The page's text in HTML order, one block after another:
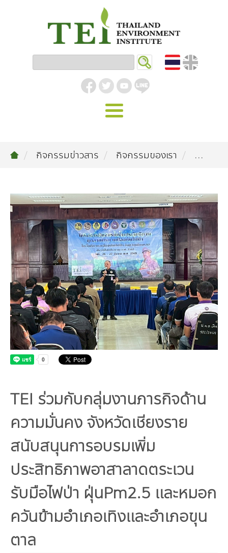
รู้จัก ม.ส.ท.
โครงสร้างองค์กร
คณะกรรมการมูลนิธิ
คณะกรรมการบริหารสถาบัน
คณะผู้บริหาร
เจ้าหน้าที่
วิถีเรา
สโลแกน
สำนักงานสีเขียว
รางวัลและเกียรติประวัติ
กองทุน
กองทุน ดร.ธีระ พันธุมวนิช
กองทุนสุขภาพกับสภาวะโลกร้อน
สิ่งแวดล้อมอุตสาหกรรม
อุตสาหกรรมยั่งยืน
มลพิษอุตสาหกรรม
สิ่งแวดล้อมเมืองและชุมชน
ชุมชนและเมืองน่าอยู่
ขยะชุมชน-ขยะอาหาร
ขยะพลาสติก
ฝุ่น PM2.5
การผลิตและการบริโภคยั่งยืน
ฉลากเขียว
ฉลากสิ่งแวดล้อม
บริการที่เป็นมิตรกับสิ่งแวดล้อม
ที่ปรึกษาคาร์บอนฟุตพริ้นท์
จัดซื้อจัดจ้างที่เป็นมิตรกับสิ่งแวดล้อม
ทรัพยากรธรรมชาติ
ทรัพยากรทางบก
ทรัพยากรทางทะเลและชายฝั่ง
ความหลากหลายทางชีวภาพ
การเปลี่ยนแปลงสภาพภูมิอากาศ
การลดก๊าซเรือนกระจก
การปรับตัว
การพัฒนาบุคลากรด้านสิ่งแวดล้อม
งานฝึกอบรม
นโยบาย แผน เครือข่ายสิ่งแวดล้อม
TBCSD
คลังความรู้
บทความ
อินโฟกราฟิก | โปสเตอร์
คลิปวิดีโอ
เอกสารเผยแพร่
สิ่งพิมพ์จำหน่าย
กิจกรรมข่าวสาร
กิจกรรมของเรา
ข่าวสิ่งแวดล้อม
ร่วมงานกับเรา
งาน
ฝึกงาน
ติดต่อเรา
กิจกรรมข่าวสาร กิจกรรมของเรา ...
TEI ร่วมกับกลุ่มงานภารกิจด้าน
ความมั่นคง จังหวัดเชียงราย
สนับสนุนการอบรมเพิ่ม
ประสิทธิภาพอาสาลาดตระเวน
รับมือไฟป่า ฝุ่นPm2.5 และหมอก
ควันข้ามอำเภอเทิงและอำเภอขุน
ตาล